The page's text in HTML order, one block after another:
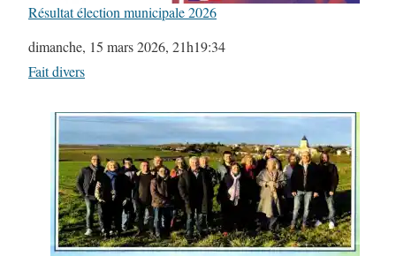
Résultat élection municipale 2026
Date
dimanche, 15 mars 2026, 21h19:34
Par rapport à
Fait divers